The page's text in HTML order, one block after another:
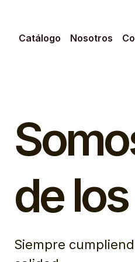
Catálogo Nosotros
de
Siempre